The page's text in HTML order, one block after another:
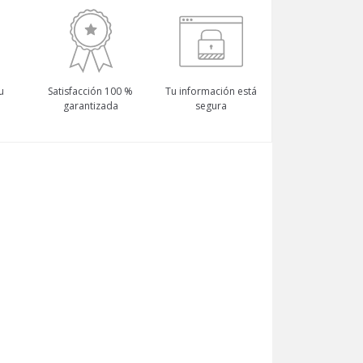
Satisfacción 100 %
garantizada
Tu información está
segura